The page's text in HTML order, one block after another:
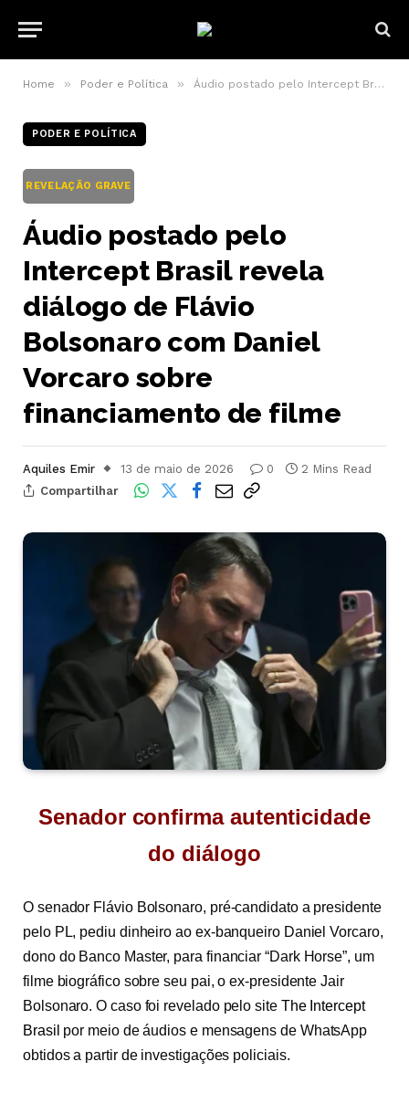
Home » Poder e Política » Áudio postado pelo Intercept Brasil revela diálogo de Flávio Bolsonaro com Daniel Vorcaro sobre financiamento de filme
PODER E POLÍTICA
REVELAÇÃO GRAVE
Áudio postado pelo
Intercept Brasil revela
diálogo de Flávio
Bolsonaro com Daniel
Vorcaro sobre
financiamento de filme
Aquiles Emir 13 de maio de 2026 0
2 Mins Read
Compartilhar
Senador confirma autenticidade
do diálogo
O senador Flávio Bolsonaro, pré-candidato a presidente
pelo PL, pediu dinheiro ao ex-banqueiro Daniel Vorcaro,
dono do Banco Master, para financiar “Dark Horse”, um
filme biográfico sobre seu pai, o ex-presidente Jair
Bolsonaro. O caso foi revelado pelo site The Intercept
Brasil por meio de áudios e mensagens de WhatsApp
obtidos a partir de investigações policiais.